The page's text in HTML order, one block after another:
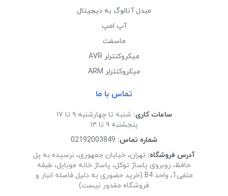
مبدل آنالوگ به دیجیتال
آپ امپ
ماسفت
میکروکنترلر AVR
میکروکنترلر ARM
تماس با ما
ساعات کاری: شنبه تا چهارشنبه ۹ تا ۱۷
پنجشنبه ۹ تا ۱۴
شماره تماس: 02192003849
آدرس فروشگاه: تهران، خیابان جمهوری، نرسیده به پل
حافظ، روبروی پاساژ توکل، پاساژ خانه موبایل، طبقه
منفی1، واحد B4 (خرید حضوری به دلیل فاصله انبار و
فروشگاه مقدور نیست)